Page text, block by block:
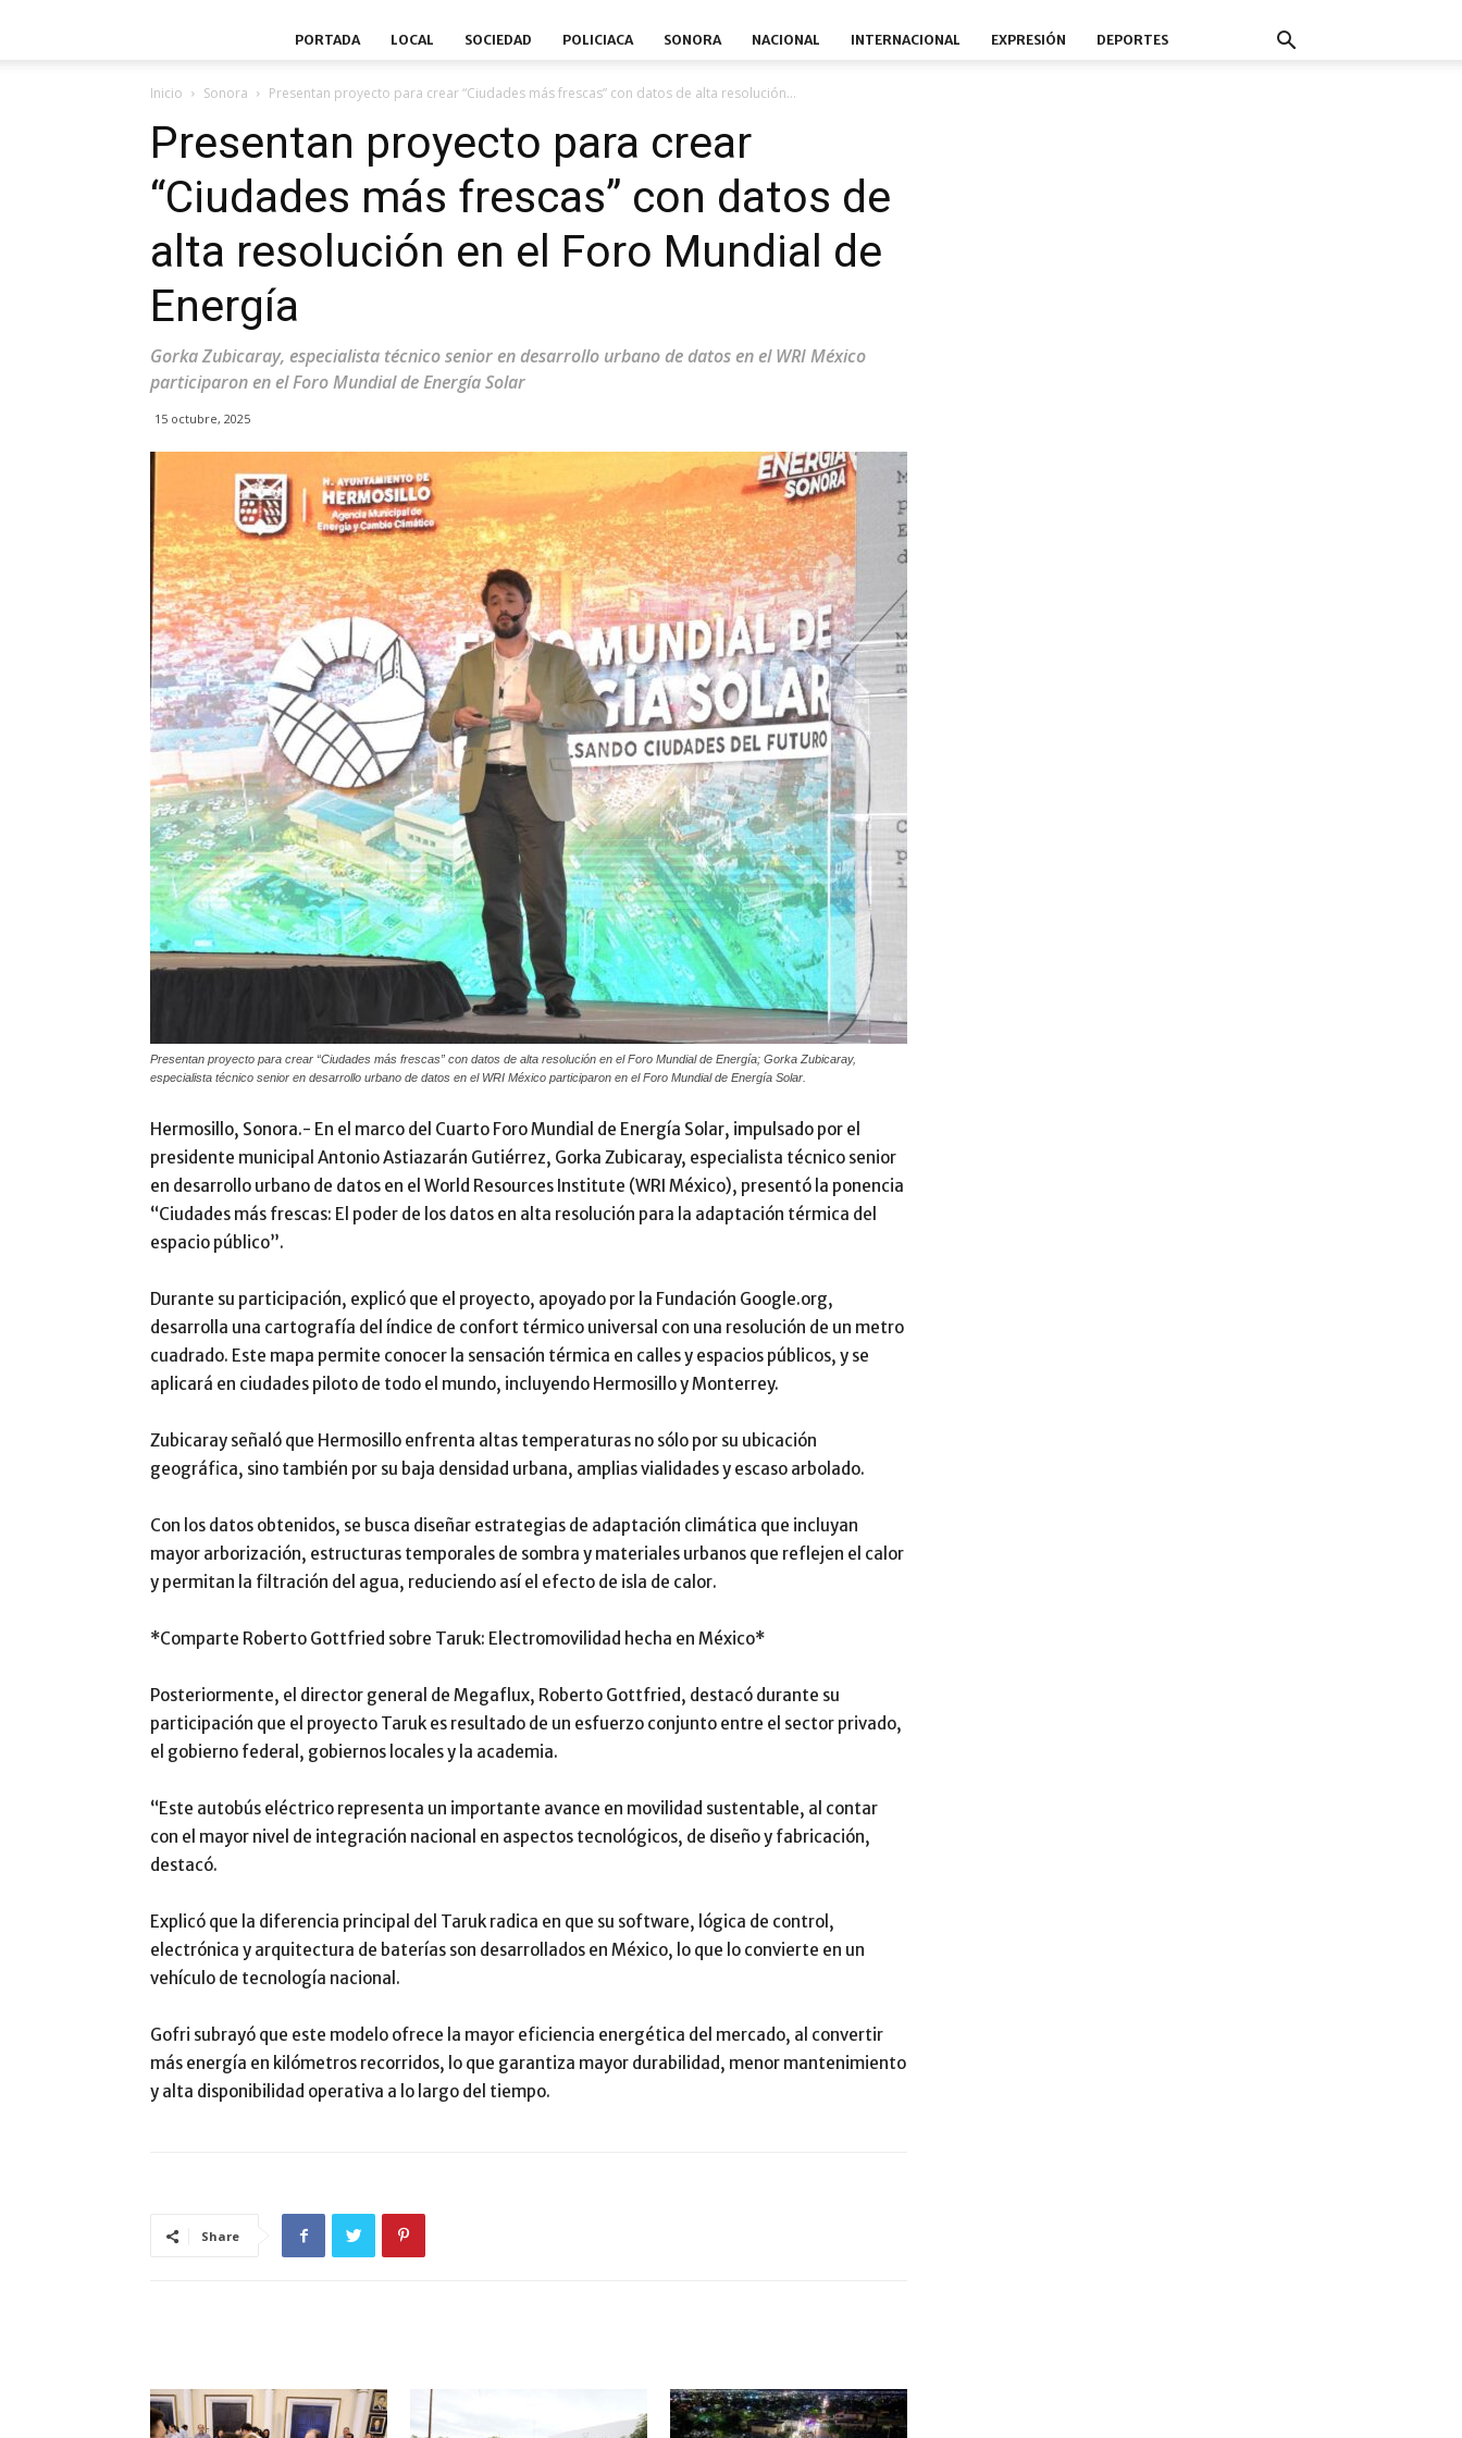
PORTADA LOCAL SOCIEDAD POLICIACA SONORA NACIONAL INTERNACIONAL EXPRESIÓN DEPORTES
Inicio Sonora Presentan proyecto para crear “Ciudades más frescas” con datos de alta resolución...
Presentan proyecto para crear
“Ciudades más frescas” con datos de
alta resolución en el Foro Mundial de
Energía
Gorka Zubicaray, especialista técnico senior en desarrollo urbano de datos en el WRI México
participaron en el Foro Mundial de Energía Solar
15 octubre, 2025
Presentan proyecto para crear “Ciudades más frescas” con datos de alta resolución en el Foro Mundial de Energía; Gorka Zubicaray,
especialista técnico senior en desarrollo urbano de datos en el WRI México participaron en el Foro Mundial de Energía Solar.
Hermosillo, Sonora.- En el marco del Cuarto Foro Mundial de Energía Solar, impulsado por el
presidente municipal Antonio Astiazarán Gutiérrez, Gorka Zubicaray, especialista técnico senior
en desarrollo urbano de datos en el World Resources Institute (WRI México), presentó la ponencia
“Ciudades más frescas: El poder de los datos en alta resolución para la adaptación térmica del
espacio público”.
Durante su participación, explicó que el proyecto, apoyado por la Fundación Google.org,
desarrolla una cartografía del índice de confort térmico universal con una resolución de un metro
cuadrado. Este mapa permite conocer la sensación térmica en calles y espacios públicos, y se
aplicará en ciudades piloto de todo el mundo, incluyendo Hermosillo y Monterrey.
Zubicaray señaló que Hermosillo enfrenta altas temperaturas no sólo por su ubicación
geográfica, sino también por su baja densidad urbana, amplias vialidades y escaso arbolado.
Con los datos obtenidos, se busca diseñar estrategias de adaptación climática que incluyan
mayor arborización, estructuras temporales de sombra y materiales urbanos que reflejen el calor
y permitan la filtración del agua, reduciendo así el efecto de isla de calor.
*Comparte Roberto Gottfried sobre Taruk: Electromovilidad hecha en México*
Posteriormente, el director general de Megaflux, Roberto Gottfried, destacó durante su
participación que el proyecto Taruk es resultado de un esfuerzo conjunto entre el sector privado,
el gobierno federal, gobiernos locales y la academia.
“Este autobús eléctrico representa un importante avance en movilidad sustentable, al contar
con el mayor nivel de integración nacional en aspectos tecnológicos, de diseño y fabricación,
destacó.
Explicó que la diferencia principal del Taruk radica en que su software, lógica de control,
electrónica y arquitectura de baterías son desarrollados en México, lo que lo convierte en un
vehículo de tecnología nacional.
Gofri subrayó que este modelo ofrece la mayor eficiencia energética del mercado, al convertir
más energía en kilómetros recorridos, lo que garantiza mayor durabilidad, menor mantenimiento
y alta disponibilidad operativa a lo largo del tiempo.
Share